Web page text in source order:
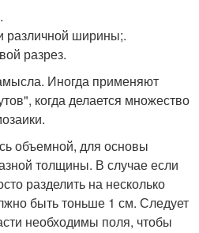
различной ширины;.
разрез.
Иногда применяют
когда делается множество
объемной, для основы
толщины. В случае если
разделить на несколько
быть тоньше 1 см. Следует
необходимы поля, чтобы